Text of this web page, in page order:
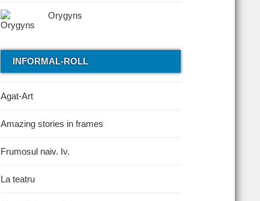
Orygyns
INFORMAL-ROLL
Agat-Art
Amazing stories in frames
Frumosul naiv. Iv.
La teatru